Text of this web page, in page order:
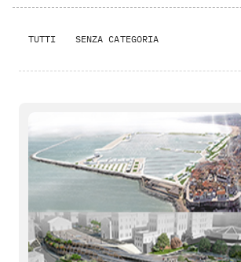
TUTTI SENZA CATEGORIA